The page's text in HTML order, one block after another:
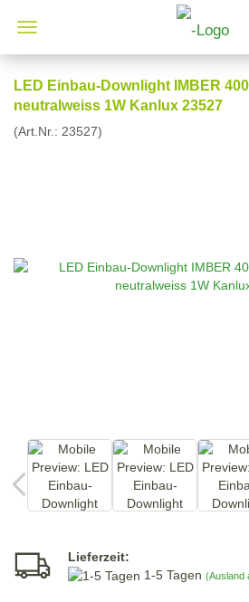
LED Einbau-Downlight IMBER
neutralweiss 1W Kanlux 23527
(Art.Nr.: 23527)
Lieferzeit:
1-5 Tagen (Ausland